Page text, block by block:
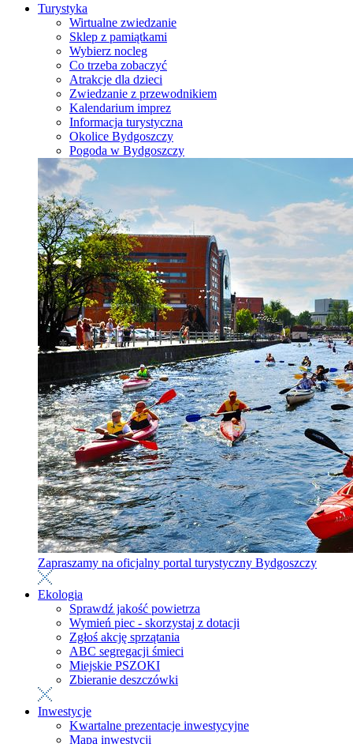
Turystyka
Wirtualne zwiedzanie
Sklep z pamiątkami
Wybierz nocleg
Co trzeba zobaczyć
Atrakcje dla dzieci
Zwiedzanie z przewodnikiem
Kalendarium imprez
Informacja turystyczna
Okolice Bydgoszczy
Pogoda w Bydgoszczy
Zapraszamy na oficjalny portal turystyczny Bydgoszczy
Ekologia
Sprawdź jakość powietrza
Wymień piec - skorzystaj z dotacji
Zgłoś akcję sprzątania
ABC segregacji śmieci
Miejskie PSZOKI
Zbieranie deszczówki
Inwestycje
Kwartalne prezentacje inwestycyjne
Mapa inwestycji